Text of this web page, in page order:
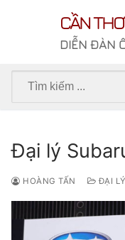
CẦN
DIỄN ĐÀN
Tìm
Đại lý
HOÀNG TẤN ĐẠI